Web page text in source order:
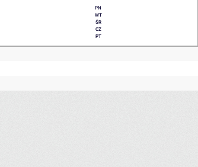
PN
WT
ŚR
CZ
PT